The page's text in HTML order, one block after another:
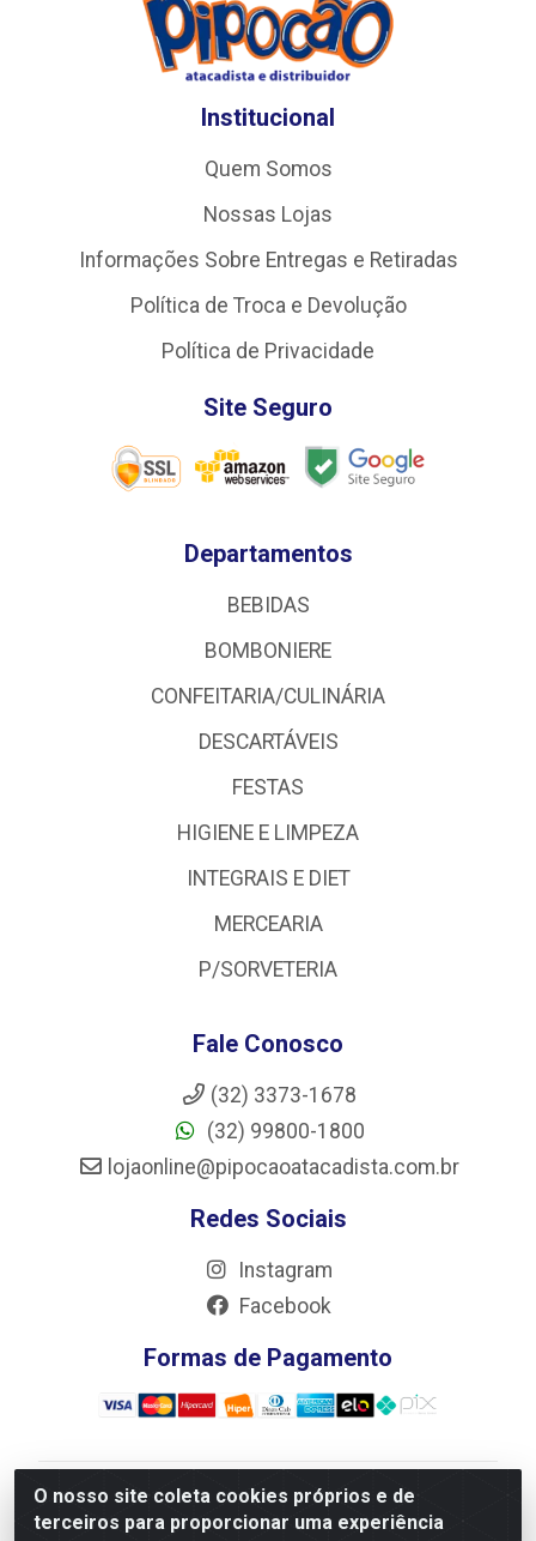
O nosso site coleta cookies próprios e de
terceiros para proporcionar uma experiência
Institucional
Quem Somos
Nossas Lojas
Informações Sobre Entregas e Retiradas
Política de Troca e Devolução
Política de Privacidade
Site Seguro
Departamentos
BEBIDAS
BOMBONIERE
CONFEITARIA/CULINÁRIA
DESCARTÁVEIS
FESTAS
HIGIENE E LIMPEZA
INTEGRAIS E DIET
MERCEARIA
P/SORVETERIA
Fale Conosco
(32) 3373-1678
(32) 99800-1800
lojaonline@pipocaoatacadista.com.br
Redes Sociais
Instagram
Facebook
Formas de Pagamento
JRS Distribuição e Logística LTDA - Rua Antônio do
Sacramento Torga 70, Vila Nossa Senhora de Fatima -